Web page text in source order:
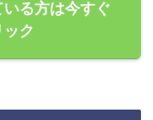
いる方は今すぐ
ク